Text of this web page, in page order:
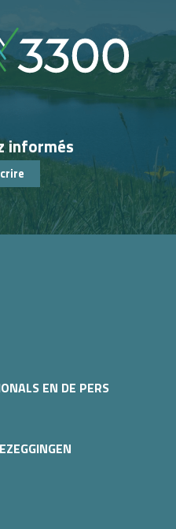
informés
EN DE PERS